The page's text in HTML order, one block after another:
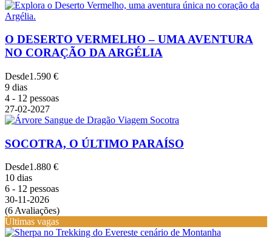
O DESERTO VERMELHO – UMA AVENTURA
NO CORAÇÃO DA ARGÉLIA
Desde1.590 €
9 dias
4 - 12 pessoas
27-02-2027
SOCOTRA, O ÚLTIMO PARAÍSO
Desde1.880 €
10 dias
6 - 12 pessoas
30-11-2026
(6 Avaliações)
Últimas vagas